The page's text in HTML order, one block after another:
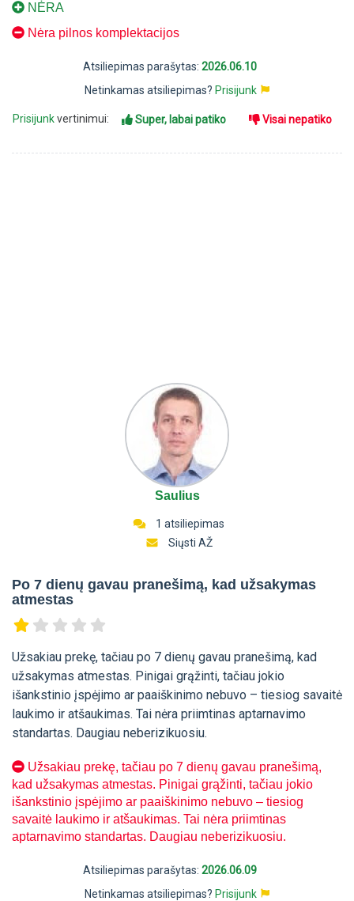
NĖRA
Nėra pilnos komplektacijos
Atsiliepimas parašytas: 2026.06.10
Netinkamas atsiliepimas? Prisijunk
Prisijunkvertinimui: Super, labai patiko Visai nepatiko
Saulius
1 atsiliepimas
Siųsti AŽ
Po 7 dienų gavau pranešimą, kad užsakymas
atmestas
Užsakiau prekę, tačiau po 7 dienų gavau pranešimą, kad
užsakymas atmestas. Pinigai grąžinti, tačiau jokio
išankstinio įspėjimo ar paaiškinimo nebuvo – tiesiog savaitė
laukimo ir atšaukimas. Tai nėra priimtinas aptarnavimo
standartas. Daugiau neberizikuosiu.
Užsakiau prekę, tačiau po 7 dienų gavau pranešimą,
kad užsakymas atmestas. Pinigai grąžinti, tačiau jokio
išankstinio įspėjimo ar paaiškinimo nebuvo – tiesiog
savaitė laukimo ir atšaukimas. Tai nėra priimtinas
aptarnavimo standartas. Daugiau neberizikuosiu.
Atsiliepimas parašytas: 2026.06.09
Netinkamas atsiliepimas? Prisijunk